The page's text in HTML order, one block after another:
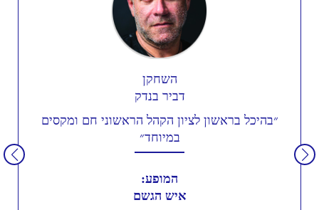
השחקן
דביר בנדק
״בהיכל בראשון לציון הקהל הראשוני חם ומקסים
במיוחד״
המופע:
איש הגשם